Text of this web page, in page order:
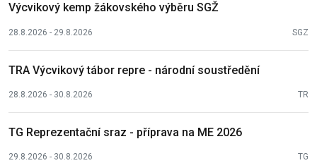
Výcvikový kemp žákovského výběru SGŽ
28.8.2026 - 29.8.2026 SGZ
TRA Výcvikový tábor repre - národní soustředění
28.8.2026 - 30.8.2026 TR
TG Reprezentační sraz - příprava na ME 2026
29.8.2026 - 30.8.2026 TG